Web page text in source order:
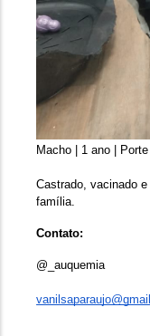
Macho | 1 ano |
Castrado, vacinado
família.
Contato:
@_auquemia